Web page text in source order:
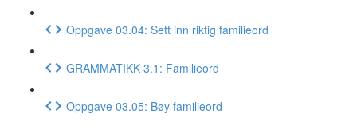
Oppgave 03.04: Sett inn riktig familieord
GRAMMATIKK 3.1: Familieord
Oppgave 03.05: Bøy familieord